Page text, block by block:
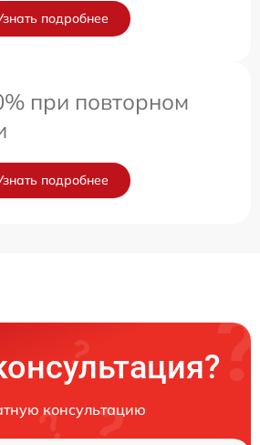
подробнее
при повторном
подробнее
консультацию